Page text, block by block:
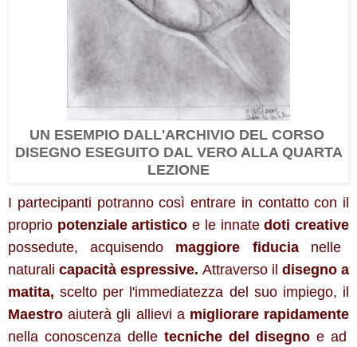
UN ESEMPIO DALL'ARCHIVIO DEL CORSO
DISEGNO ESEGUITO DAL VERO ALLA QUARTA
LEZIONE
I partecipanti potranno così entrare in contatto con il
proprio potenziale artistico e le innatedoti creative
possedute, acquisendo maggiore fiducia nelle
naturali capacità espressive. Attraverso il disegno a
matita, scelto per l'immediatezza del suo impiego, il
Maestro aiuterà gli allievi a migliorare rapidamente
nella conoscenza delletecniche del disegnoe ad